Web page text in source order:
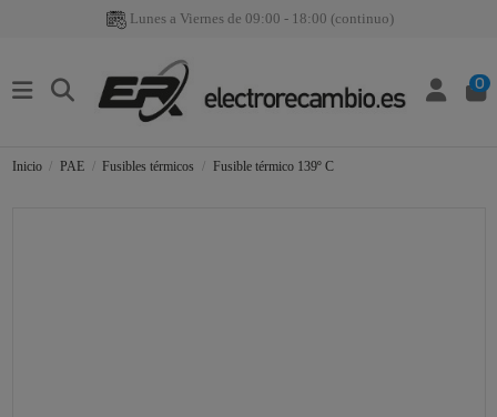
Lunes a Viernes de 09:00 - 18:00 (continuo)
0
Inicio PAE Fusibles térmicos Fusible térmico 139º C